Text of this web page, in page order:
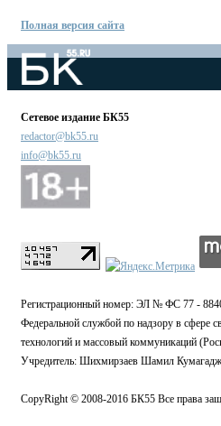
Полная версия сайта
Сетевое издание БК55
redactor@bk55.ru
info@bk55.ru
Регистрационный номер: ЭЛ № ФС 77 -
Федеральной службой по надзору в сфере
технологий и массовый коммуникаций
Учредитель: Шихмирзаев Шамил
CopyRight © 2008-2016 БК55 Все права